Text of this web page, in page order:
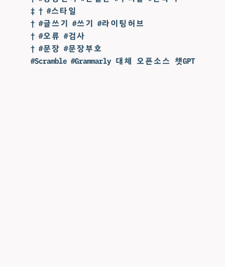
‡ † #스타일
† #글쓰기 #쓰기 #라이팅허브
† #오류 #검사
† #문장 #문장부호
#Scramble #Grammarly 대체 오픈소스 챗GPT